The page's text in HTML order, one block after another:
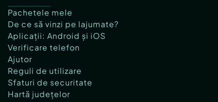
Pachetele mele
De ce să vinzi pe lajumate?
Aplicații: Android și iOS
Verificare telefon
Ajutor
Reguli de utilizare
Sfaturi de securitate
Hartă județelor